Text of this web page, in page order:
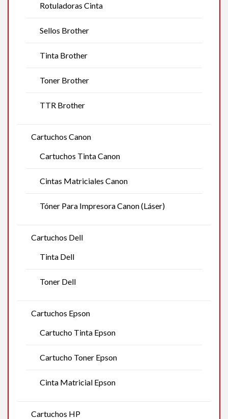
Rotuladoras Cinta
Sellos Brother
Tinta Brother
Toner Brother
TTR Brother
Cartuchos Canon
Cartuchos Tinta Canon
Cintas Matriciales Canon
Tóner Para Impresora Canon (Láser)
Cartuchos Dell
Tinta Dell
Toner Dell
Cartuchos Epson
Cartucho Tinta Epson
Cartucho Toner Epson
Cinta Matricial Epson
Cartuchos HP